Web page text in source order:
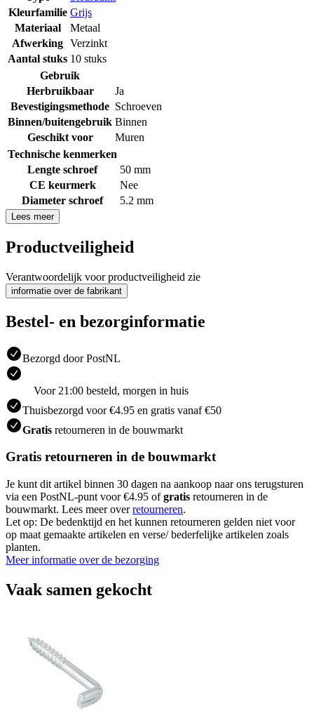
Kleurfamilie Grijs
Materiaal
Metaal
Afwerking Verzinkt
Aantal stuks 10 stuks
Gebruik
Herbruikbaar
Ja
Bevestigingsmethode Schroeven
Binnen/buitengebruik Binnen
Geschikt voor
Muren
Technische kenmerken
Lengte schroef
50 mm
CE keurmerk
Nee
Diameter schroef
5.2 mm
Lees meer
Productveiligheid
Verantwoordelijk voor productveiligheid zie
informatie over de fabrikant
Bestel- en bezorginformatie
Bezorgd door PostNL
Voor 21:00 besteld, morgen in huis
Thuisbezorgd voor €4.95 en gratis vanaf €50
Gratis retourneren in de bouwmarkt
Gratis retourneren in de bouwmarkt
Je kunt dit artikel binnen 30 dagen na aankoop naar ons terugsturen
via een PostNL-punt voor €4.95 ofgratis retourneren in de
bouwmarkt. Lees meer overretourneren.
Let op: De bedenktijd en het kunnen retourneren gelden niet voor
op maat gemaakte artikelen en verse/ bederfelijke artikelen zoals
planten.
Meer informatie over de bezorging
Vaak samen gekocht